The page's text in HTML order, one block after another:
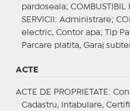
pardoseala; COMBUSTIBIL
SERVICII : Administrare;
electric, Contor apa;
Tip
Parcare platita, Garaj
ACTE
ACTE DE PROPRIETATE :
Cadastru, Intabulare,